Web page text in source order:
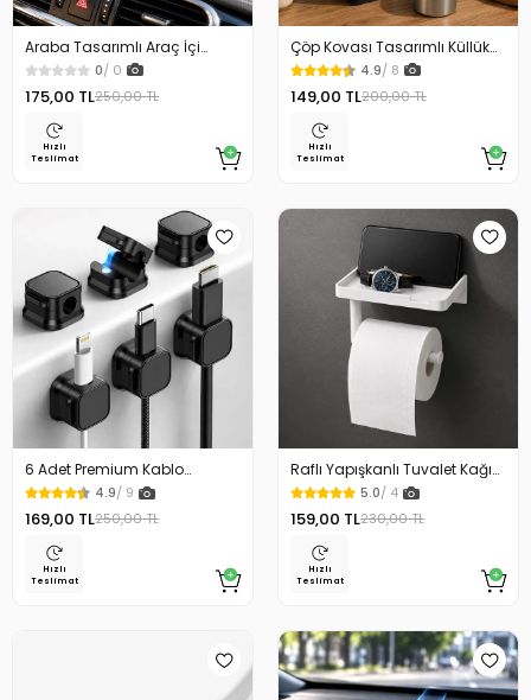
Araba Tasarımlı Araç İçi
Telefon Tutucu 360 Dönebilen
Ayarlı
0/ 0
175,00 TL250,00 TL
Hızlı
Teslimat
Çöp Kovası Tasarımlı Küllük
Duvar Masaüstü ve Araç İçin
Uygun Kullanım
4.9/ 8
149,00 TL200,00 TL
Hızlı
Teslimat
6 Adet Premium Kablo
Düzenleyici Kablo Tutucu
Mıknatıslı Kapak Özellikli
4.9/ 9
169,00 TL250,00 TL
Hızlı
Teslimat
Raflı Yapışkanlı Tuvalet Kağıdı
Askılığı
5.0/ 4
159,00 TL230,00 TL
Hızlı
Teslimat